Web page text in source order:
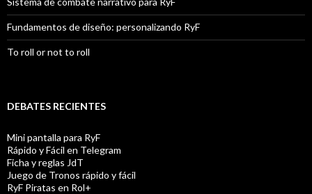
Fundamentos de diseño: personalizando RyF
To roll or not to roll
DEBATES RECIENTES
Mini pantalla para RyF
Rápido y Fácil en Telegram
Ficha y reglas JdT
Juego de Tronos rápido y fácil
RyF Piratas en Rol+